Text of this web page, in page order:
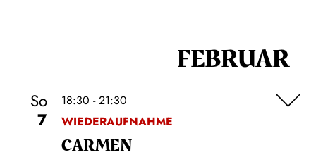
FEBRUAR
So
7
18:30 - 21:30
WIEDERAUFNAHME
CARMEN